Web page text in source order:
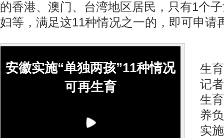
的香港、澳门、台湾地区居民，只有1个
妇等，满足这11种情况之一的，即可申请
安徽实施“单独两孩”11种情况
可再生育
生
记
生
养
实